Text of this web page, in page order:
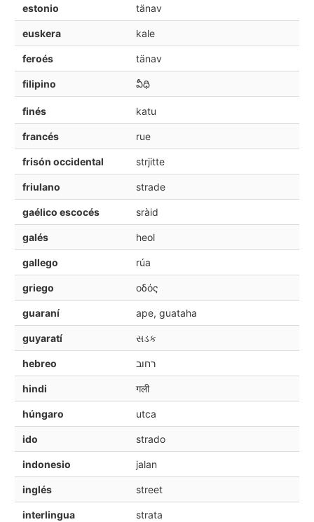
estonio tänav
euskera kale
feroés tänav
filipino వీధి
finés katu
francés rue
frisón occidental strjitte
friulano strade
gaélico escocés sràid
galés heol
gallego rúa
griego οδός
guaraní ape, guataha
guyaratí સડક
hebreo רחוב
hindi गली
húngaro utca
ido strado
indonesio jalan
inglés street
interlingua strata